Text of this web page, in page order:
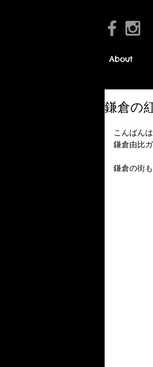
About
鎌倉の
こんばんは
鎌倉由比
鎌倉の街